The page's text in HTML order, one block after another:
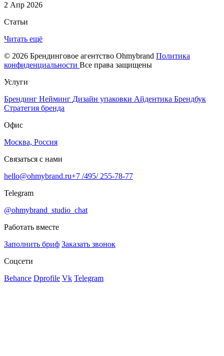
2 Апр 2026
Статьи
Читать ещё
© 2026 Брендинговое агентство Ohmybrand Политика
конфиденциальности Все права защищены
Услуги
Брендинг Нейминг Дизайн упаковки Айдентика Брендбук
Стратегия бренда
Офис
Москва, Россия
Связаться с нами
hello@ohmybrand.ru+7 /495/ 255-78-77
Telegram
@ohmybrand_studio_chat
Работать вместе
Заполнить бриф Заказать звонок
Соцсети
Behance Dprofile Vk Telegram